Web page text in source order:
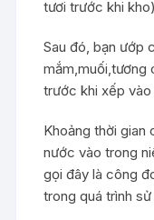
tươi trước khi kho)
Sau đó, bạn ướp
mắm,muối,tương
trước khi xếp vào
Khoảng thời gian
nước vào trong
gọi đây là công
trong quá trình